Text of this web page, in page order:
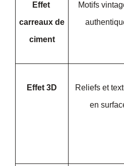
Effet
carreaux de
ciment
Motifs
Effet 3D
Reliefs et
en